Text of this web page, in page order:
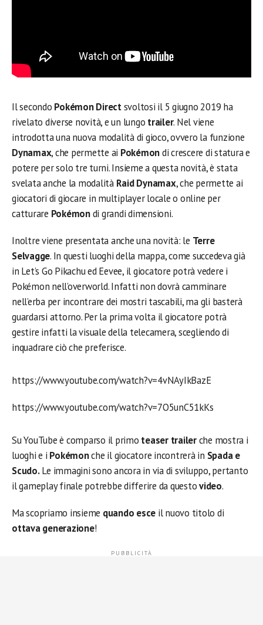
Il secondo Pokémon Directsvoltosi il 5 giugno 2019 ha
rivelato diverse novità, e un lungo trailer. Nel viene
introdotta una nuova modalità di gioco, ovvero la funzione
Dynamax, che permette ai Pokémondi crescere di statura e
potere per solo tre turni. Insieme a questa novità, è stata
svelata anche la modalità Raid Dynamax, che permette ai
giocatori di giocare in multiplayer locale o online per
catturare Pokémondi grandi dimensioni.
Inoltre viene presentata anche una novità: le Terre
Selvagge. In questi luoghi della mappa, come succedeva già
in Let’s Go Pikachu ed Eevee, il giocatore potrà vedere i
Pokémon nell’overworld. Infatti non dovrà camminare
nell’erba per incontrare dei mostri tascabili, ma gli basterà
guardarsi attorno. Per la prima volta il giocatore potrà
gestire infatti la visuale della telecamera, scegliendo di
inquadrare ciò che preferisce.
https://www.youtube.com/watch?v=4vNAyIkBazE
https://www.youtube.com/watch?v=7O5unC51kKs
Su YouTube è comparso il primo teaser trailerche mostra i
luoghi e i Pokémonche il giocatore incontrerà in Spada e
Scudo.Le immagini sono ancora in via di sviluppo, pertanto
il gameplay finale potrebbe differire da questovideo.
Ma scopriamo insieme quando esce il nuovo titolo di
ottava generazione!